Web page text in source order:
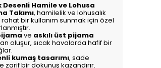
Desenli Hamile ve Lohusa
Takımı, hamilelik ve lohusalık
bir kullanım sunmak için özel
ve askılı üst pijama
oluşur, sıcak havalarda hafif bir
kumaş tasarımı, sade
zarif bir dokunuş kazandırır.